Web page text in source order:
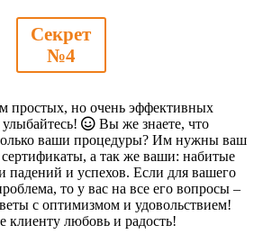
Секрет
№4
простых, но очень эффективных
Вы же знаете, что
ваши процедуры? Им нужны ваш
а так же ваши: набитые
и успехов. Если для вашего
то у вас на все его вопросы –
с оптимизмом и удовольствием!
клиенту любовь и радость!